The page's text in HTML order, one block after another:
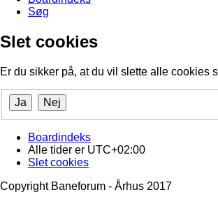
Søg
Slet cookies
Er du sikker på, at du vil slette alle cookies
Boardindeks
Alle tider er UTC+02:00
Slet cookies
Copyright Baneforum - Århus 2017